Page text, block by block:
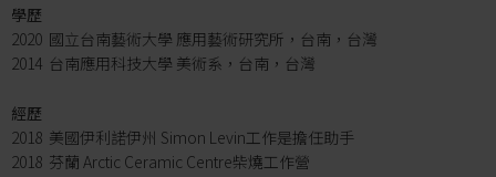
學歷
2020 國立台南藝術大學 應用藝術研究所，台南，台灣
2014 台南應用科技大學 美術系，台南，台灣
經歷
2018 美國伊利諾伊州 Simon Levin工作是擔任助手
2018 芬蘭 Arctic Ceramic Centre柴燒工作營